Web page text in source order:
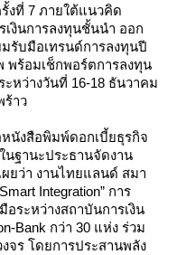
รั้งที่ 7 ภายใต้แนวคิด
เงินการลงทุนชั้นนำ ออก
รับมือเทรนด์การลงทุนปี
พร้อมเช็กพอร์ตการลงทุน
หว่างวันที่ 16-18 ธันวาคม
ร้าว
นังสือพิมพ์ดอกเบี้ยธุรกิจ
ฐานะประธานจัดงาน
ยว่า งานไทยแลนด์ สมา
Integration” การ
อระหว่างสถาบันการเงิน
Bank กว่า 30 แห่ง ร่วม
ร โดยการประสานพลัง